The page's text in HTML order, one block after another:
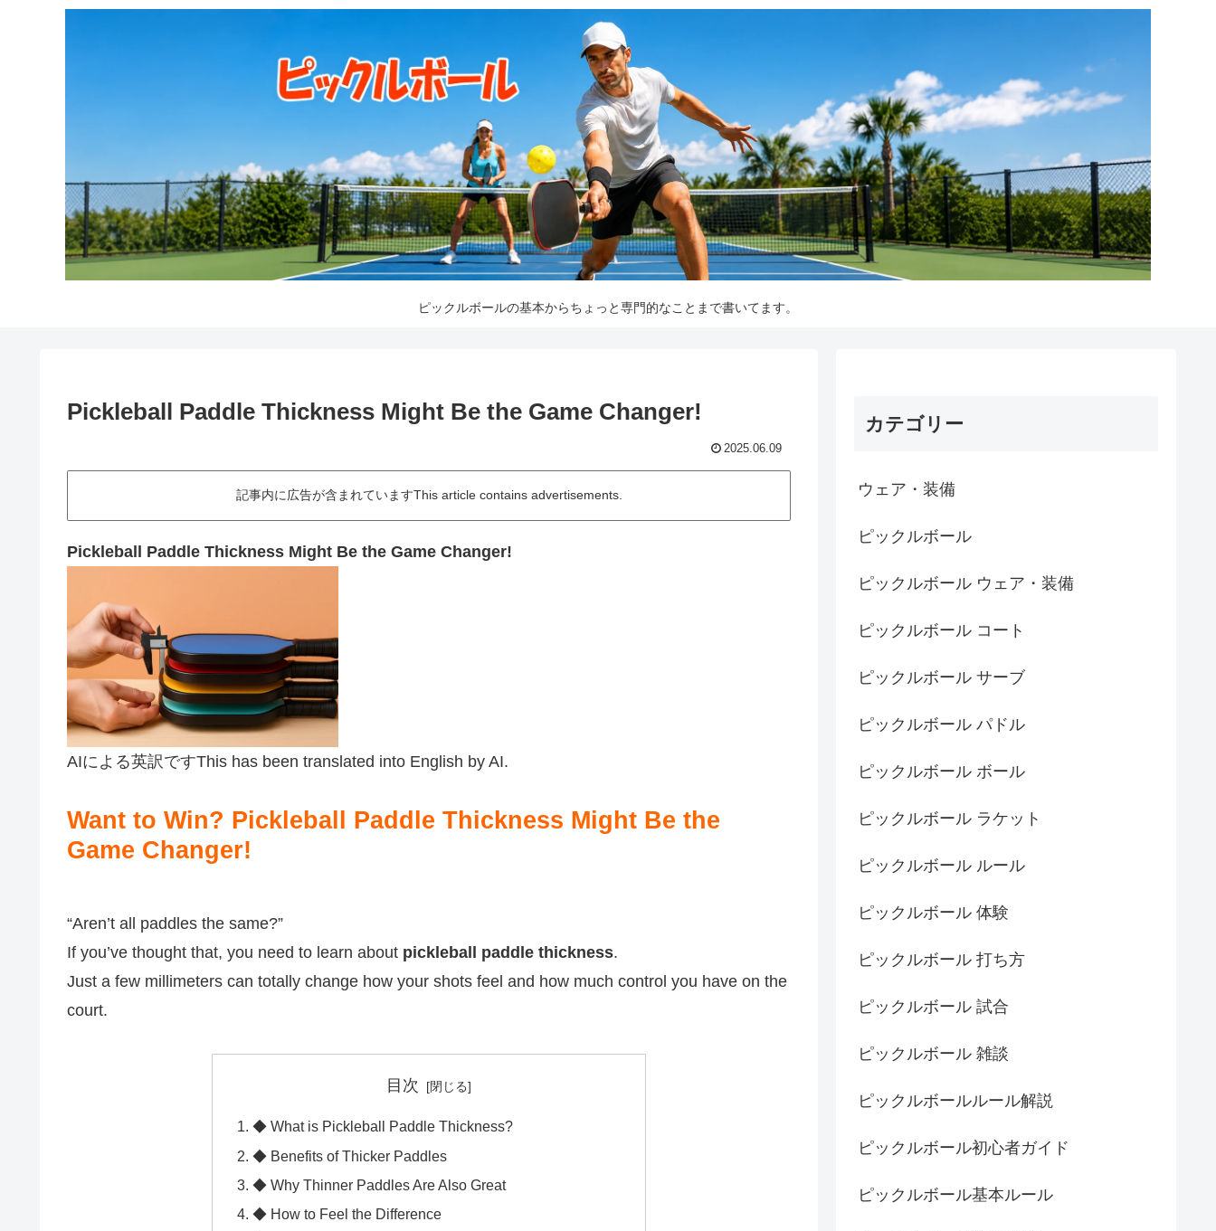
ピックルボールの基本からちょっと専門的なことまで書いてます。
Pickleball Paddle Thickness Might Be the Game Changer!
2025.06.09
記事内に広告が含まれていますThis article contains advertisements.
Pickleball Paddle Thickness Might Be the Game Changer!
AIによる英訳ですThis has been translated into English by AI.
Want to Win? Pickleball Paddle Thickness Might Be the
Game Changer!
“Aren’t all paddles the same?”
If you’ve thought that, you need to learn about pickleball paddle thickness.
Just a few millimeters can totally change how your shots feel and how much control you have on the
court.
目次
◆ What is Pickleball Paddle Thickness?
◆ Benefits of Thicker Paddles
◆ Why Thinner Paddles Are Also Great
◆ How to Feel the Difference
カテゴリー
ウェア・装備
ピックルボール
ピックルボール ウェア・装備
ピックルボール コート
ピックルボール サーブ
ピックルボール パドル
ピックルボール ボール
ピックルボール ラケット
ピックルボール ルール
ピックルボール 体験
ピックルボール 打ち方
ピックルボール 試合
ピックルボール 雑談
ピックルボールルール解説
ピックルボール初心者ガイド
ピックルボール基本ルール